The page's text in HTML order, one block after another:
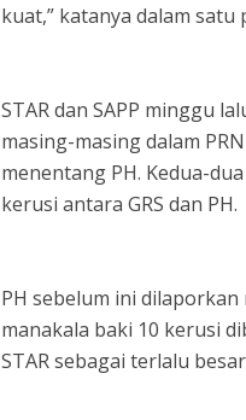
kuat,” katanya dalam
STAR dan SAPP minggu
masing-masing dalam
menentang PH. Kedua-
kerusi antara GRS dan PH.
PH sebelum ini
manakala baki 10 kerusi
STAR sebagai terlalu